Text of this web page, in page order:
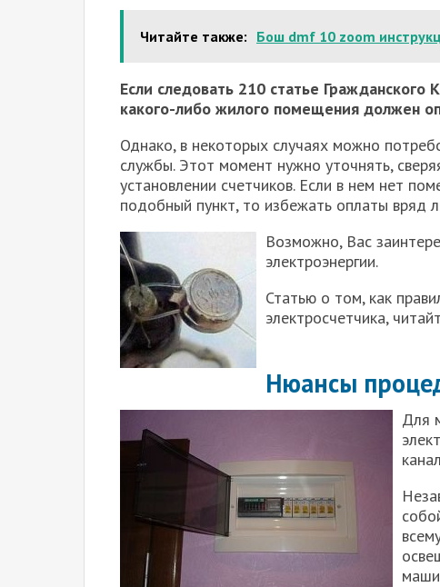
Читайте также: Бош dmf 10 zoom
Если следовать 210 статье Гражданского
какого-либо жилого помещения должен
Однако, в некоторых случаях можно
службы. Этот момент нужно уточнять,
установлении счетчиков. Если в нем нет
подобный пункт, то избежать оплаты вряд
Возможно, Вас
электроэнергии.
Статью о том, как
электросчетчика,
Нюансы
Для